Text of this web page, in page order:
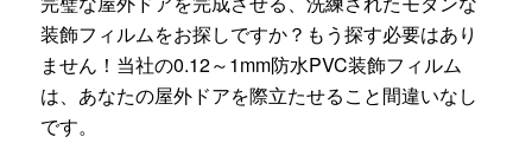
装飾フィルムをお探しですか？もう探す必要はあり
ません！当社の0.12～1mm防水PVC装飾フィルム
は、あなたの屋外ドアを際立たせること間違いなし
です。